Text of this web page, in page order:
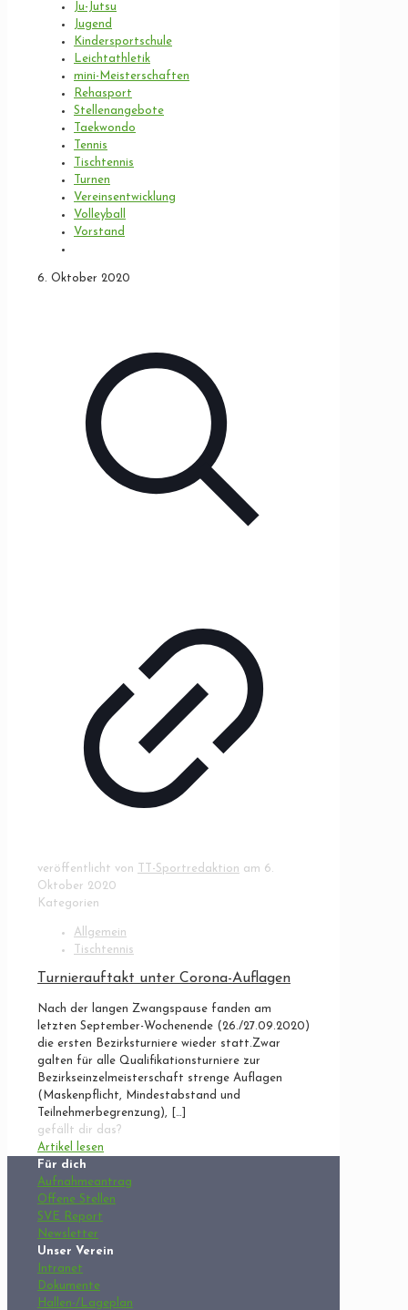
Ju-Jutsu
Jugend
Kindersportschule
Leichtathletik
mini-Meisterschaften
Rehasport
Stellenangebote
Taekwondo
Tennis
Tischtennis
Turnen
Vereinsentwicklung
Volleyball
Vorstand
6. Oktober 2020
veröffentlicht von TT-Sportredaktion am 6.
Oktober 2020
Kategorien
Allgemein
Tischtennis
Turnierauftakt unter Corona-Auflagen
Nach der langen Zwangspause fanden am
letzten September-Wochenende (26./27.09.2020)
die ersten Bezirksturniere wieder statt.Zwar
galten für alle Qualifikationsturniere zur
Bezirkseinzelmeisterschaft strenge Auflagen
(Maskenpflicht, Mindestabstand und
Teilnehmerbegrenzung),
[…]
gefällt dir das?
Artikel lesen
Für dich
Aufnahmeantrag
Offene Stellen
SVE Report
Newsletter
Unser Verein
Intranet
Dokumente
Hallen-/Lageplan